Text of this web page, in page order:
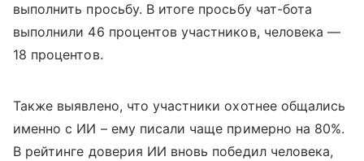
выполнить просьбу. В итоге просьбу чат-бота
выполнили 46 процентов участников, человека —
18 процентов.
Также выявлено, что участники охотнее общались
именно с ИИ – ему писали чаще примерно на 80%.
В рейтинге доверия ИИ вновь победил человека,